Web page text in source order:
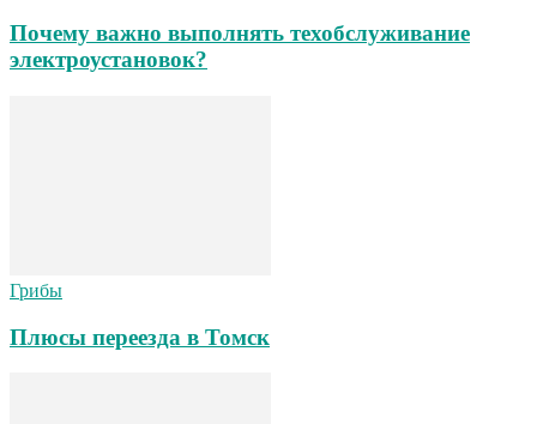
Почему важно выполнять техобслуживание
электроустановок?
Грибы
Плюсы переезда в Томск